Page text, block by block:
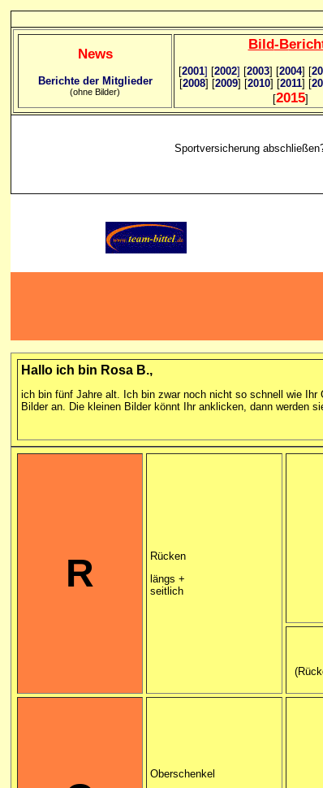
News
Berichte der Mitglieder
(ohne Bilder)
Bild-B
[2001] [2002] [2003] [2004] [
[2008] [2009] [2010] [2011] [
[2015]
Sportversicherung
Hallo ich bin Rosa B.,
ich bin fünf Jahre alt. Ich bin zwar noch nicht so schnell wie
Bilder an. Die kleinen Bilder könnt Ihr anklicken, dann werden
R
Rücken
längs +
seitlich
Oberschenkel